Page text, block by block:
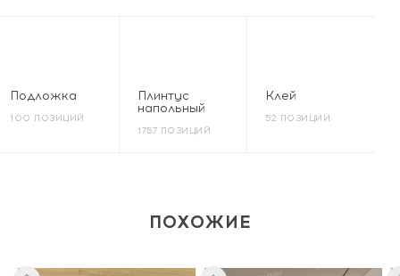
Подложка
100 ПОЗИЦИЙ
Плинтус
напольный
1757 ПОЗИЦИЙ
Клей
52 ПОЗИЦИИ
ПОХОЖИЕ